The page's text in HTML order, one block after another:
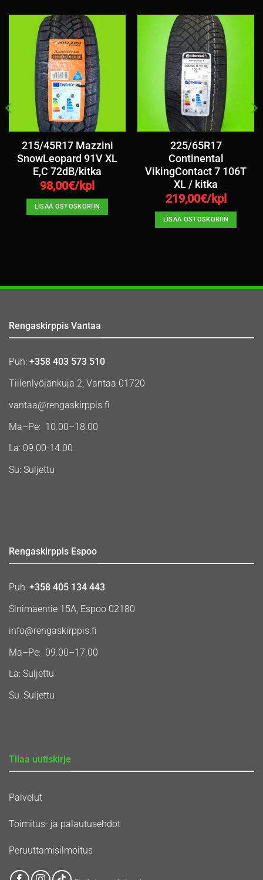
215/45R17 Mazzini
SnowLeopard 91V XL
E,C 72dB/kitka
98,00€/kpl
LISÄÄ OSTOSKORIIN
225/65R17
Continental
VikingContact 7 106T
XL / kitka
219,00€/kpl
LISÄÄ OSTOSKORIIN
Rengaskirppis Vantaa
Puh: +358 403 573 510
Tiilenlyöjänkuja 2, Vantaa 01720
vantaa@rengaskirppis.fi
Ma–Pe: 10.00–18.00
La: 09.00-14.00
Su: Suljettu
Rengaskirppis Espoo
Puh: +358 405 134 443
Sinimäentie 15A, Espoo 02180
info@rengaskirppis.fi
Ma–Pe: 09.00–17.00
La: Suljettu
Su: Suljettu
Tilaa uutiskirje
Palvelut
Toimitus- ja palautusehdot
Peruuttamisilmoitus